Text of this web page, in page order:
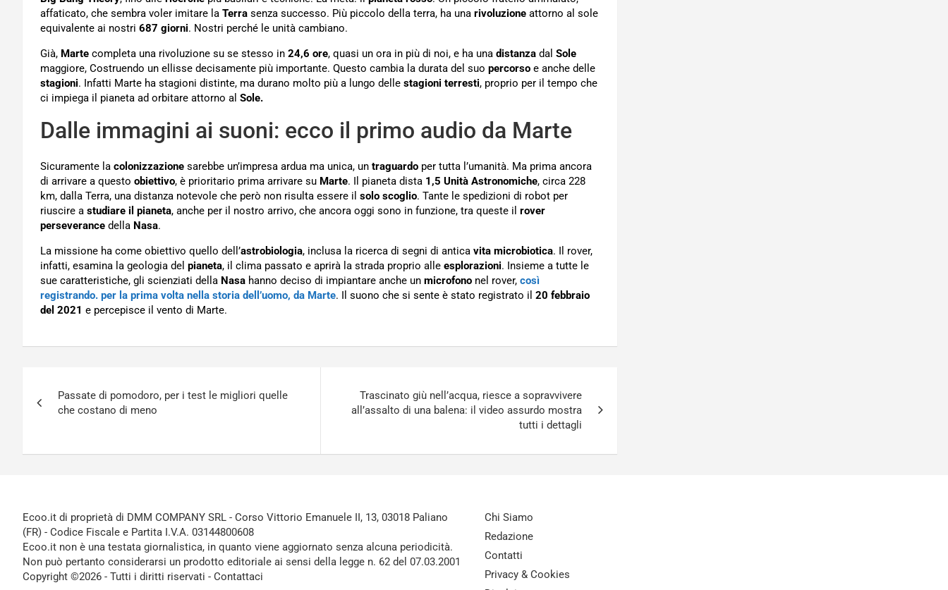
affaticato, che sembra voler imitare la Terra senza successo. Più piccolo della terra, ha una rivoluzione attorno al sole
equivalente ai nostri 687 giorni. Nostri perché le unità cambiano.
Già, Marte completa una rivoluzione su se stesso in 24,6 ore, quasi un ora in più di noi, e ha una distanza dal Sole
maggiore, Costruendo un ellisse decisamente più importante. Questo cambia la durata del suo percorso e anche delle
stagioni. Infatti Marte ha stagioni distinte, ma durano molto più a lungo delle stagioni terresti, proprio per il tempo che
ci impiega il pianeta ad orbitare attorno al Sole.
Dalle immagini ai suoni: ecco il primo audio da Marte
Sicuramente la colonizzazione sarebbe un’impresa ardua ma unica, un traguardo per tutta l’umanità. Ma prima ancora
di arrivare a questo obiettivo, è prioritario prima arrivare su Marte. Il pianeta dista 1,5 Unità Astronomiche, circa 228
km, dalla Terra, una distanza notevole che però non risulta essere il solo scoglio. Tante le spedizioni di robot per
riuscire a studiare il pianeta, anche per il nostro arrivo, che ancora oggi sono in funzione, tra queste il rover
perseverance della Nasa.
La missione ha come obiettivo quello dell’astrobiologia, inclusa la ricerca di segni di antica vita microbiotica. Il rover,
infatti, esamina la geologia del pianeta, il clima passato e aprirà la strada proprio alle esplorazioni. Insieme a tutte le
sue caratteristiche, gli scienziati della Nasa hanno deciso di impiantare anche un microfono nel rover, così
registrando. per la prima volta nella storia dell’uomo, da Marte. Il suono che si sente è stato registrato il 20 febbraio
del 2021 e percepisce il vento di Marte.
articoli
Passate di pomodoro, per i test le migliori quelle
che costano di meno
Trascinato giù nell’acqua, riesce a sopravvivere
all’assalto di una balena: il video assurdo mostra
tutti i dettagli
Ecoo.it di proprietà di DMM COMPANY SRL - Corso Vittorio Emanuele II, 13, 03018 Paliano
(FR) - Codice Fiscale e Partita I.V.A. 03144800608
Ecoo.it non è una testata giornalistica, in quanto viene aggiornato senza alcuna periodicità.
Non può pertanto considerarsi un prodotto editoriale ai sensi della legge n. 62 del 07.03.2001
Copyright ©2026 - Tutti i diritti riservati - Contattaci
Chi Siamo
Redazione
Contatti
Privacy & Cookies